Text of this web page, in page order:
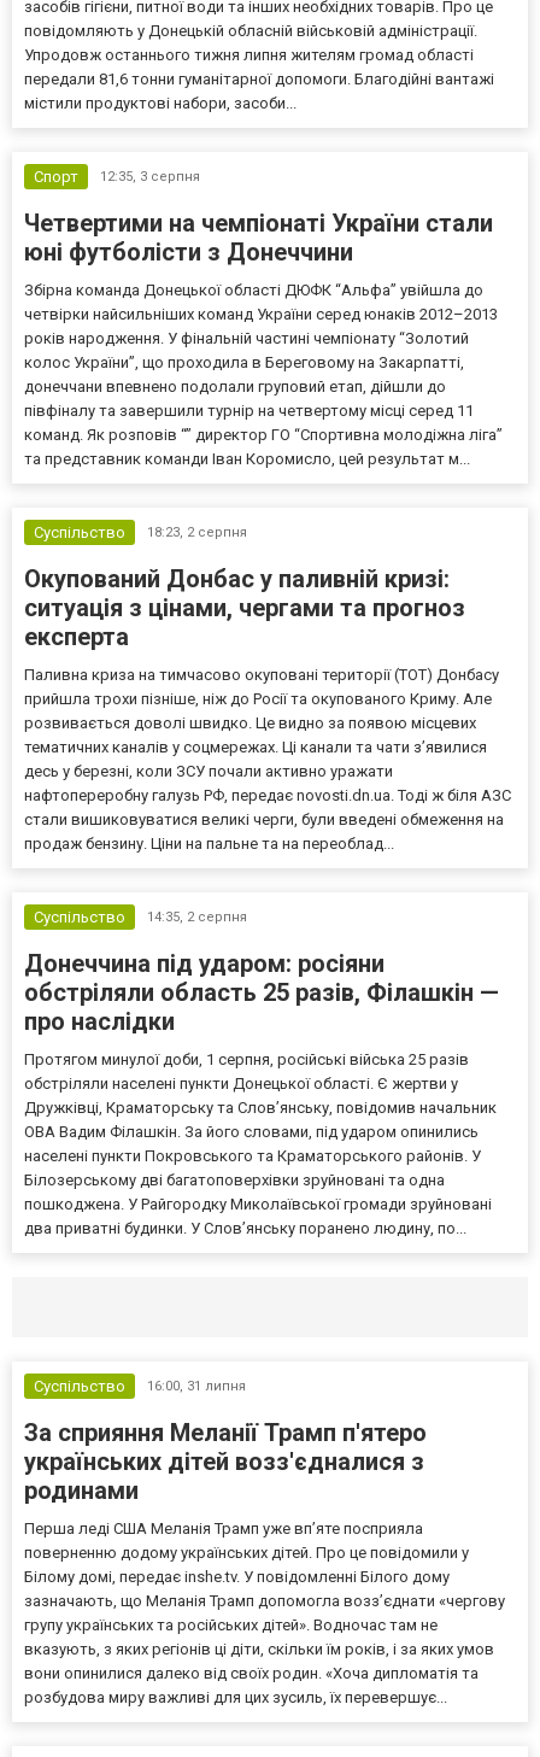
засобів гігієни, питної води та інших необхідних товарів. Про це
повідомляють у Донецькій обласній військовій адміністрації.
Упродовж останнього тижня липня жителям громад області
передали 81,6 тонни гуманітарної допомоги. Благодійні вантажі
містили продуктові набори, засоби...
Спорт 12:35, 3 серпня
Четвертими на чемпіонаті України стали
юні футболісти з Донеччини
Збірна команда Донецької області ДЮФК “Альфа” увійшла до
четвірки найсильніших команд України серед юнаків 2012–2013
років народження. У фінальній частині чемпіонату “Золотий
колос України”, що проходила в Береговому на Закарпатті,
донеччани впевнено подолали груповий етап, дійшли до
півфіналу та завершили турнір на четвертому місці серед 11
команд. Як розповів “” директор ГО “Спортивна молодіжна ліга”
та представник команди Іван Коромисло, цей результат м...
Суспільство 18:23, 2 серпня
Окупований Донбас у паливній кризі:
ситуація з цінами, чергами та прогноз
експерта
Паливна криза на тимчасово окуповані території (ТОТ) Донбасу
прийшла трохи пізніше, ніж до Росії та окупованого Криму. Але
розвивається доволі швидко. Це видно за появою місцевих
тематичних каналів у соцмережах. Ці канали та чати з’явилися
десь у березні, коли ЗСУ почали активно уражати
нафтопереробну галузь РФ, передає novosti.dn.ua. Тоді ж біля АЗС
стали вишиковуватися великі черги, були введені обмеження на
продаж бензину. Ціни на пальне та на переоблад...
Суспільство 14:35, 2 серпня
Донеччина під ударом: росіяни
обстріляли область 25 разів, Філашкін —
про наслідки
Протягом минулої доби, 1 серпня, російські війська 25 разів
обстріляли населені пункти Донецької області. Є жертви у
Дружківці, Краматорську та Слов’янську, повідомив начальник
ОВА Вадим Філашкін. За його словами, під ударом опинились
населені пункти Покровського та Краматорського районів. У
Білозерському дві багатоповерхівки зруйновані та одна
пошкоджена. У Райгородку Миколаївської громади зруйновані
два приватні будинки. У Слов’янську поранено людину, по...
Суспільство 16:00, 31 липня
За сприяння Меланії Трамп п'ятеро
українських дітей возз'єдналися з
родинами
Перша леді США Меланія Трамп уже впʼяте посприяла
поверненню додому українських дітей. Про це повідомили у
Білому домі, передає inshe.tv. У повідомленні Білого дому
зазначають, що Меланія Трамп допомогла возз’єднати «чергову
групу українських та російських дітей». Водночас там не
вказують, з яких регіонів ці діти, скільки їм років, і за яких умов
вони опинилися далеко від своїх родин. «Хоча дипломатія та
розбудова миру важливі для цих зусиль, їх перевершує...